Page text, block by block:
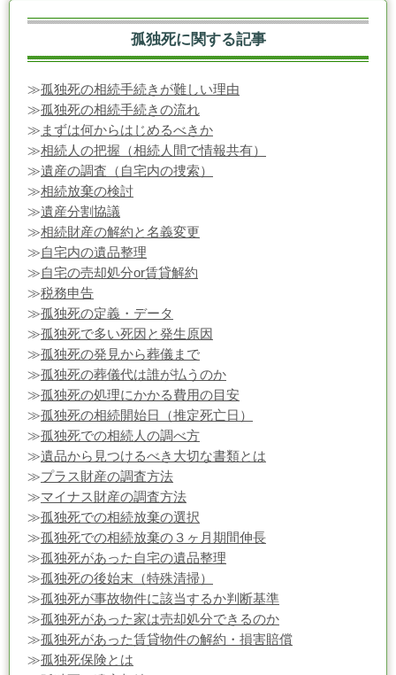
孤独死に関する記事
≫孤独死の相続手続きが難しい理由
≫孤独死の相続手続きの流れ
≫ まずは何からはじめるべきか
≫相続人の把握（相続人間で情報共有）
≫遺産の調査（自宅内の捜索）
≫相続放棄の検討
≫遺産分割協議
≫相続財産の解約と名義変更
≫自宅内の遺品整理
≫自宅の売却処分or賃貸解約
≫税務申告
≫孤独死の定義・データ
≫孤独死で多い死因と発生原因
≫孤独死の発見から葬儀まで
≫孤独死の葬儀代は誰が払うのか
≫孤独死の処理にかかる費用の目安
≫孤独死の相続開始日（推定死亡日）
≫孤独死での相続人の調べ方
≫遺品から見つけるべき大切な書類とは
≫プラス財産の調査方法
≫マイナス財産の調査方法
≫孤独死での相続放棄の選択
≫孤独死での相続放棄の３ヶ月期間伸長
≫孤独死があった自宅の遺品整理
≫孤独死の後始末（特殊清掃）
≫孤独死が事故物件に該当するか判断基準
≫孤独死があった家は売却処分できるのか
≫孤独死があった賃貸物件の解約・損害賠償
≫孤独死保険とは